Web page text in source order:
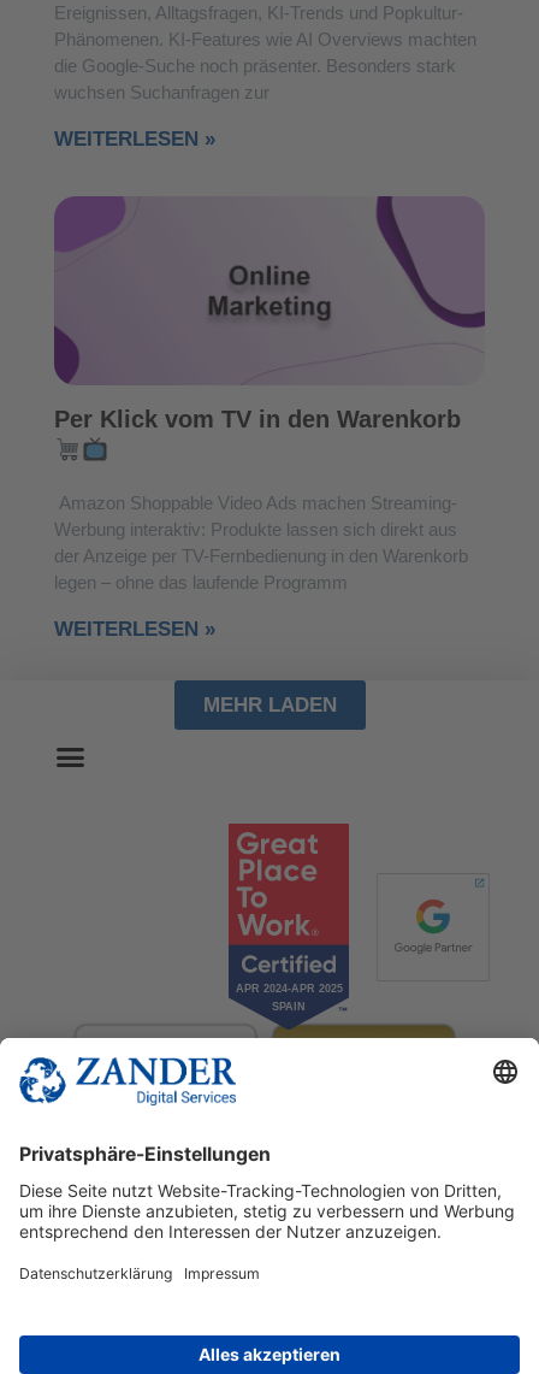
Ereignissen, Alltagsfragen, KI-Trends und Popkultur-
Phänomenen. KI-Features wie AI Overviews machten
die Google-Suche noch präsenter. Besonders stark
wuchsen Suchanfragen zur
WEITERLESEN »
Per Klick vom TV in den Warenkorb
Amazon Shoppable Video Ads machen Streaming-
Werbung interaktiv: Produkte lassen sich direkt aus
der Anzeige per TV-Fernbedienung in den Warenkorb
legen – ohne das laufende Programm
WEITERLESEN »
MEHR LADEN
© 2025 Zander Digital Services Deutschland GmbH